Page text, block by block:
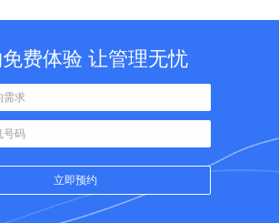
费体验 让管理无忧